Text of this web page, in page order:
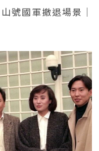
號國軍撤退場景｜